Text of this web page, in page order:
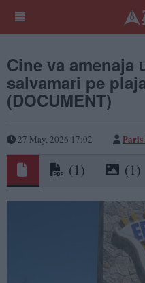
Cine va
salvamari pe
(DOCUMENT)
27 May, 2026 17:02
(1) (1)